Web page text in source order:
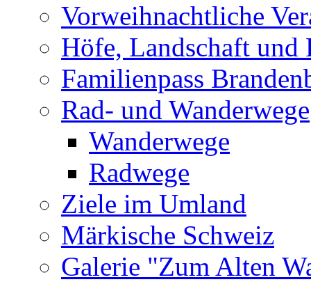
Vorweihnachtliche
Höfe, Landschaft und
Familienpass
Rad- und Wanderwege
Wanderwege
Radwege
Ziele im Umland
Märkische Schweiz
Galerie "Zum Alten